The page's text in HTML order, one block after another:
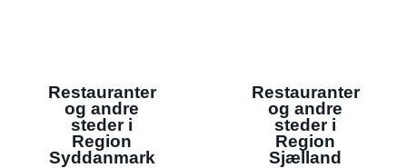
Restauranter
og andre
steder i
Region
Syddanmark
Restauranter
og andre
steder i
Region
Sjælland